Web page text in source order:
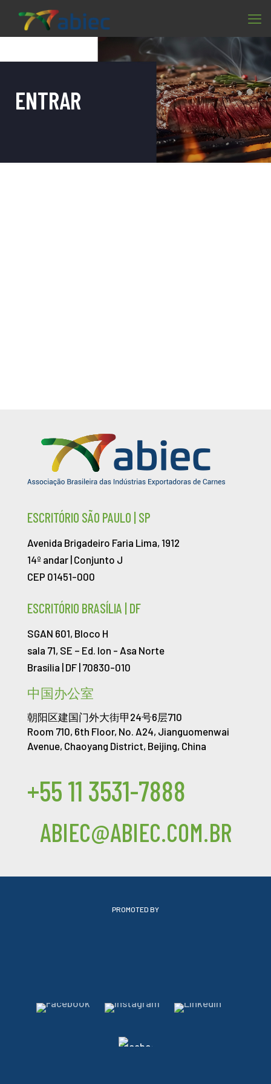
ENTRAR
ESCRITÓRIO SÃO PAULO | SP
Avenida Brigadeiro Faria Lima, 1912
14º andar | Conjunto J
CEP 01451-000
ESCRITÓRIO BRASÍLIA | DF
SGAN 601, Bloco H
sala 71, SE – Ed. Ion - Asa Norte
Brasília | DF | 70830-010
中国办公室
朝阳区建国门外大街甲24号6层710
Room 710, 6th Floor, No. A24, Jianguomenwai
Avenue, Chaoyang District, Beijing, China
+55 11 3531-7888
ABIEC@ABIEC.COM.BR
PROMOTED BY